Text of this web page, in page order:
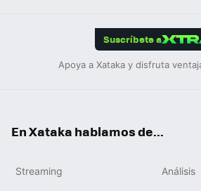
Suscríbete a
Apoya a Xataka y disfruta
En Xataka hablamos de...
Streaming Análisis